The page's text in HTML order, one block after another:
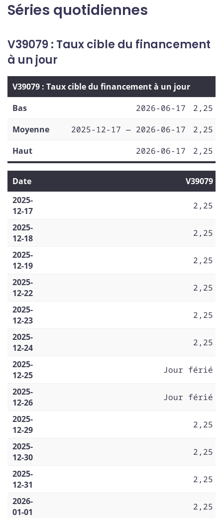
Séries quotidiennes
V39079 : Taux cible du financement
à un jour
V39079 : Taux cible du financement à un jour
Bas
2026-06-17
2,25
Moyenne
2025-12-17 — 2026-06-17
2,25
Haut
2026-06-17 2,25
Date
V39079
2025-
12-17
2,25
2025-
12-18
2,25
2025-
12-19
2,25
2025-
12-22
2,25
2025-
12-23
2,25
2025-
12-24
2,25
2025-
12-25
Jour férié
2025-
12-26
Jour férié
2025-
12-29
2,25
2025-
12-30
2,25
2025-
12-31
2,25
2026-
01-01
2,25